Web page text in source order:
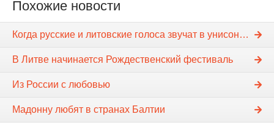
Похожие новости
Когда русские и литовские голоса звучат в унисон…
В Литве начинается Рождественский фестиваль
Из России с любовью
Мадонну любят в странах Балтии